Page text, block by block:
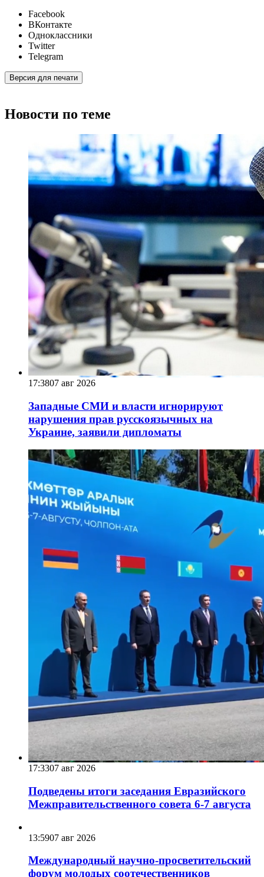
Facebook
ВКонтакте
Одноклассники
Twitter
Telegram
Версия для печати
Новости по теме
17:3807 авг 2026
Западные СМИ и власти игнорируют
нарушения прав русскоязычных на
Украине, заявили дипломаты
17:3307 авг 2026
Подведены итоги заседания Евразийского
Межправительственного совета 6-7 августа
13:5907 авг 2026
Международный научно-просветительский
форум молодых соотечественников